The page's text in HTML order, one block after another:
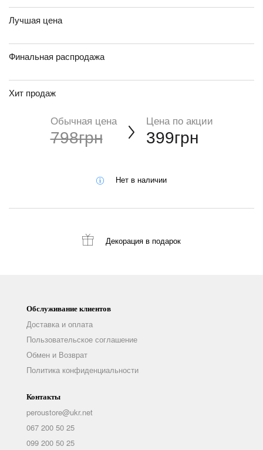
Лучшая цена
Финальная распродажа
Хит продаж
Обычная цена
798грн
Цена по акции
399грн
Нет в наличии
Декорация в подарок
Обслуживание клиентов
Доставка и оплата
Пользовательское соглашение
Обмен и Возврат
Политика конфиденциальности
Контакты
peroustore@ukr.net
067 200 50 25
099 200 50 25